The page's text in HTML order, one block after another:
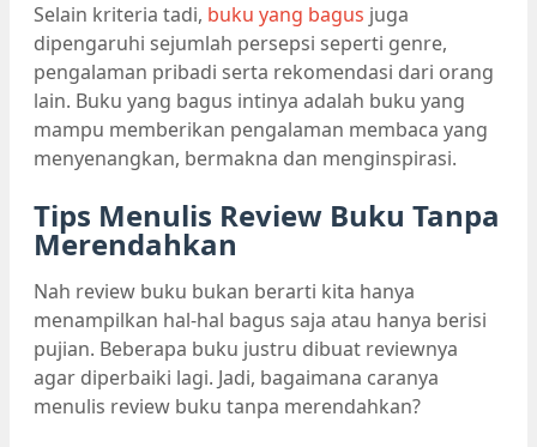
Selain kriteria tadi, buku yang bagus juga
dipengaruhi sejumlah persepsi seperti genre,
pengalaman pribadi serta rekomendasi dari orang
lain. Buku yang bagus intinya adalah buku yang
mampu memberikan pengalaman membaca yang
menyenangkan, bermakna dan menginspirasi.
Tips Menulis Review Buku Tanpa
Merendahkan
Nah review buku bukan berarti kita hanya
menampilkan hal-hal bagus saja atau hanya berisi
pujian. Beberapa buku justru dibuat reviewnya
agar diperbaiki lagi. Jadi, bagaimana caranya
menulis review buku tanpa merendahkan?